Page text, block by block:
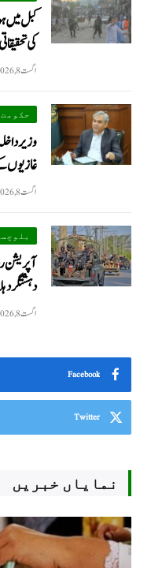
کبل
کی
اگست 8, 2026
حکومت
غازیوں
اگست 8, 2026
اگست 8, 2026
Facebook
Twitter
نمایاں خبریں